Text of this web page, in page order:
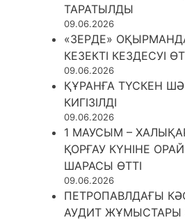
ТАРАТЫЛДЫ
09.06.2026
«ЗЕРДЕ»
КЕЗЕКТІ КЕЗДЕСУІ
09.06.2026
ҚҰРАНҒА ТҮСКЕН
КИГІЗІЛДІ
09.06.2026
1 МАУСЫМ –
ҚОРҒАУ КҮНІНЕ
ШАРАСЫ ӨТТІ
09.06.2026
ПЕТРОПАВЛДАҒЫ
АУДИТ ЖҰМЫСТАРЫ